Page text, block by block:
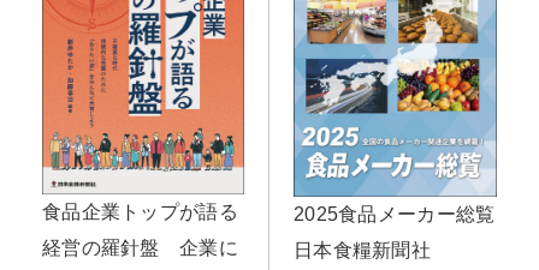
食品企業トップが語る
経営の羅針盤 企業に
2025食品メーカー総覧
日本食糧新聞社